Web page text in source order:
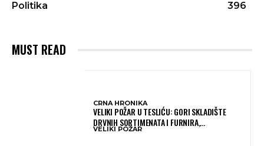
Politika
396
MUST READ
CRNA HRONIKA
VELIKI POŽAR U TESLIĆU: GORI SKLADIŠTE
DRVNIH SORTIMENATA I FURNIRA,
VATROGASCIMA STIŽE POMOĆ IZ VIŠE GRADOVA
VELIKI POŽAR